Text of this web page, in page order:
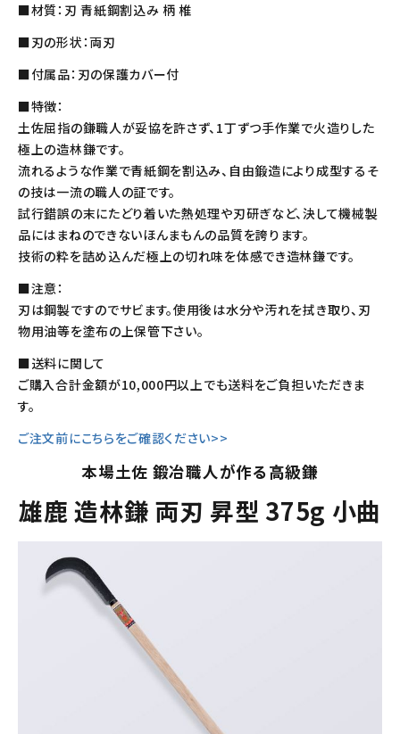
■材質：刃 青紙鋼割込み 柄 椎
■刃の形状：両刃
■付属品：刃の保護カバー付
■特徴：
土佐屈指の鎌職人が妥協を許さず、1丁ずつ手作業で火造りした
極上の造林鎌です。
流れるような作業で青紙鋼を割込み、自由鍛造により成型するそ
の技は一流の職人の証です。
試行錯誤の末にたどり着いた熱処理や刃研ぎなど、決して機械製
品にはまねのできないほんまもんの品質を誇ります。
技術の粋を詰め込んだ極上の切れ味を体感でき造林鎌です。
■注意：
刃は鋼製ですのでサビます。使用後は水分や汚れを拭き取り、刃
物用油等を塗布の上保管下さい。
■送料に関して
ご購入合計金額が10,000円以上でも送料をご負担いただきま
す。
ご注文前にこちらをご確認ください>>
本場土佐 鍛冶職人が作る高級鎌
雄鹿 造林鎌 両刃 昇型 375g 小曲